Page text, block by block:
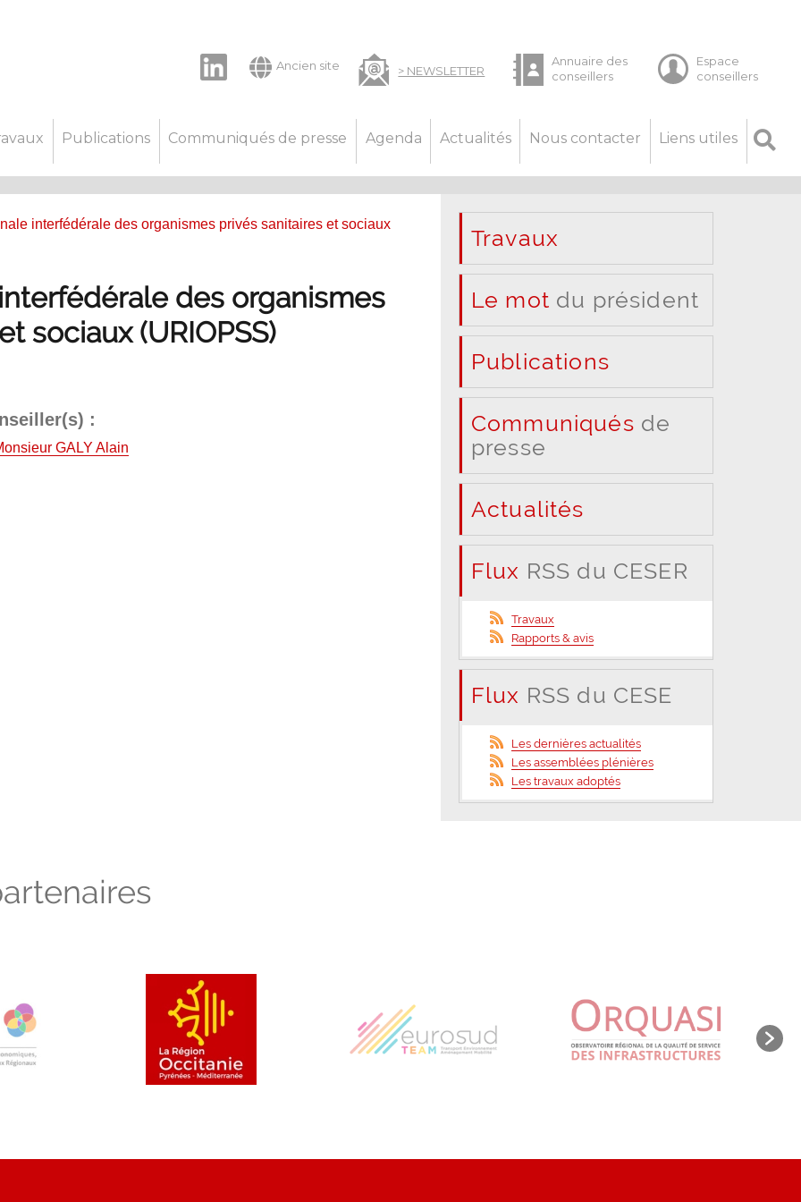
Ancien site
Publications Communiqués de presse Agenda Actualités Nous contacter Liens utiles
interfédérale des organismes privés sanitaires et sociaux
des organismes
sociaux (URIOPSS)
:
GALY Alain
Travaux
Le mot du président
Publications
Communiqués de
presse
Actualités
Flux RSS du CESER
Travaux
Rapports & avis
Flux RSS du CESE
Les dernières actualités
Les assemblées plénières
Les travaux adoptés